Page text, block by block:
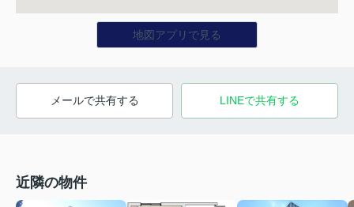
地図アプリで見る
メールで共有する LINEで共有する
近隣の物件